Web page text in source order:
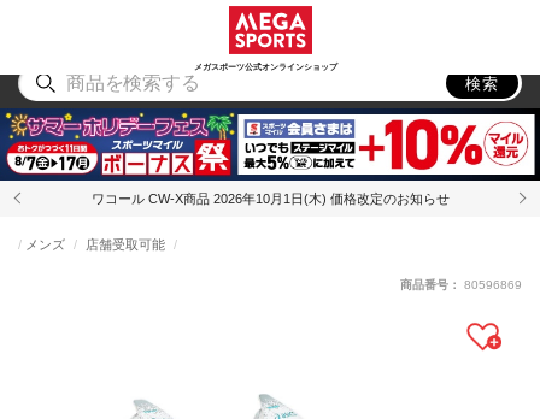
メガスポーツ公式オンラインショップ
アウトドア
検索
ワコール CW-X商品 2026年10月1日(木) 価格改定のお知らせ
メンズ 店舗受取可能
商品番号： 80596869